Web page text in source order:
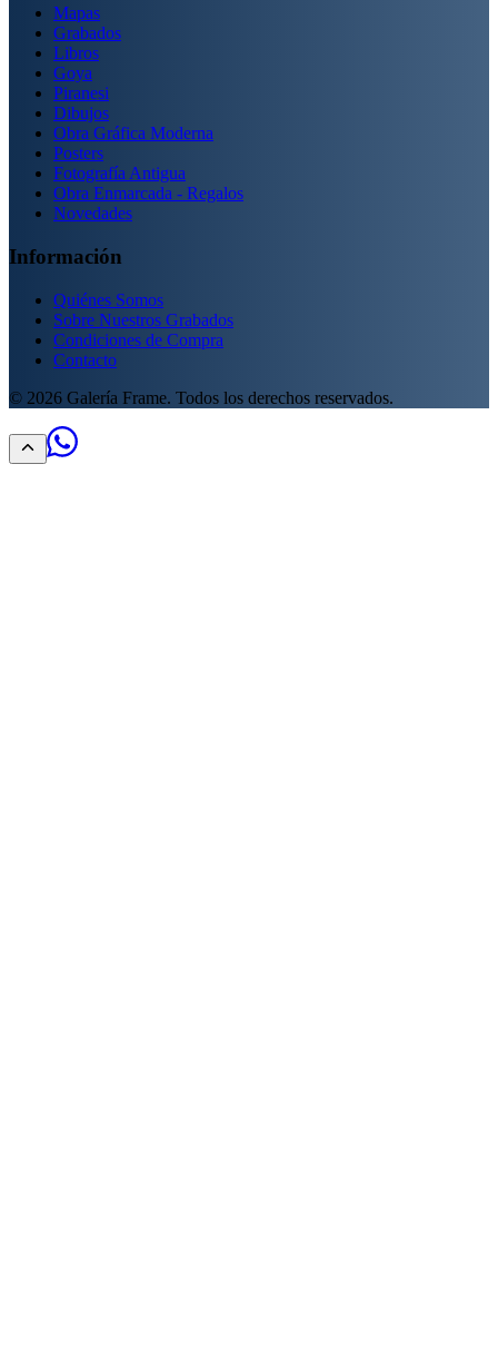
Mapas
Grabados
Libros
Goya
Piranesi
Dibujos
Obra Gráfica Moderna
Posters
Fotografía Antigua
Obra Enmarcada - Regalos
Novedades
Información
Quiénes Somos
Sobre Nuestros Grabados
Condiciones de Compra
Contacto
© 2026 Galería Frame. Todos los derechos reservados.